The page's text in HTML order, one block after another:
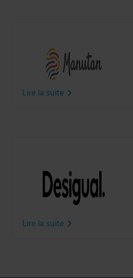
Découvrez comment
Manutan à optimisé sa
Supply Chain grâce à Slim4.
Lire la suite
Découvrez comment
Desigual a amélioré la
disponibilité de ses produits
Lire la suite